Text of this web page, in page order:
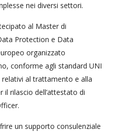
nei diversi settori.
al Master di
Protection e Data
organizzato
conforme agli standard UNI
relativi al trattamento e alla
il rilascio dell’attestato di
un supporto consulenziale